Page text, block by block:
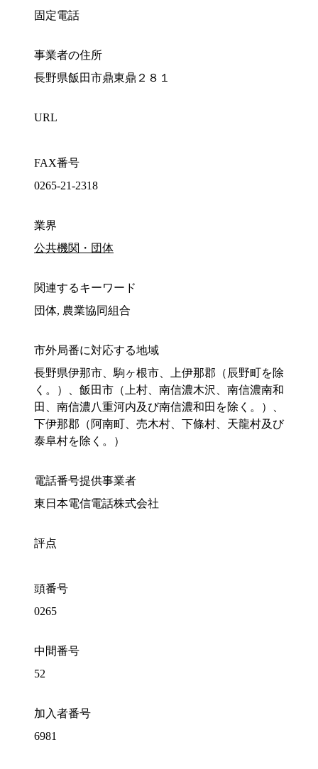
固定電話
事業者の住所
長野県飯田市鼎東鼎２８１
URL
FAX番号
0265-21-2318
業界
公共機関・団体
関連するキーワード
団体, 農業協同組合
市外局番に対応する地域
長野県伊那市、駒ヶ根市、上伊那郡（辰野町を除
く。）、飯田市（上村、南信濃木沢、南信濃南和
田、南信濃八重河内及び南信濃和田を除く。）、
下伊那郡（阿南町、売木村、下條村、天龍村及び
泰阜村を除く。）
電話番号提供事業者
東日本電信電話株式会社
評点
頭番号
0265
中間番号
52
加入者番号
6981